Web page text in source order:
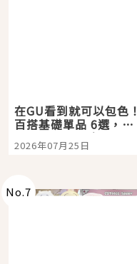
在GU看到就可以包色！
百搭基礎單品 6選，閉
眼全收也不心疼
2026年07月25日
No.7